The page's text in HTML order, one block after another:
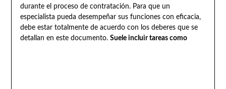
durante el proceso de contratación. Para que un
especialista pueda desempeñar sus funciones con eficacia,
debe estar totalmente de acuerdo con los deberes que se
detallan en este documento. Suele incluir tareas como